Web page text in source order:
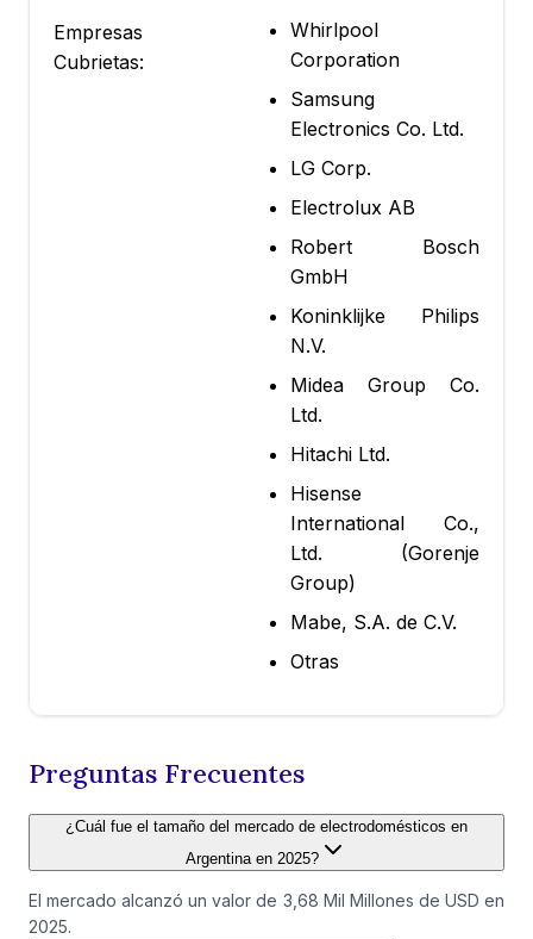
Empresas
Cubrietas:
Whirlpool
Corporation
Samsung
Electronics Co. Ltd.
LG Corp.
Electrolux AB
Robert Bosch
GmbH
Koninklijke Philips
N.V.
Midea Group Co.
Ltd.
Hitachi Ltd.
Hisense
International Co.,
Ltd. (Gorenje
Group)
Mabe, S.A. de C.V.
Otras
Preguntas Frecuentes
¿Cuál fue el tamaño del mercado de electrodomésticos en
Argentina en 2025?
El mercado alcanzó un valor de 3,68 Mil Millones de USD en
2025.